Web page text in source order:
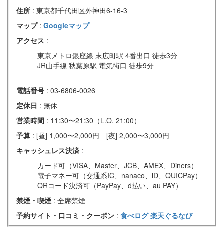
住所 : 東京都千代田区外神田6-16-3
マップ : Googleマップ
アクセス :
東京メトロ銀座線 末広町駅 4番出口 徒歩3分
JR山手線 秋葉原駅 電気街口 徒歩9分
電話番号 : 03-6806-0026
定休日 : 無休
営業時間 : 11:30〜21:30（L.O. 21:00）
予算 : [昼] 1,000〜2,000円 [夜] 2,000〜3,000円
キャッシュレス決済 :
カード可（VISA、Master、JCB、AMEX、Diners）
電子マネー可（交通系IC、nanaco、iD、QUICPay）
QRコード決済可（PayPay、d払い、au PAY）
禁煙・喫煙 : 全席禁煙
予約サイト・口コミ・クーポン : 食べログ楽天ぐるなび